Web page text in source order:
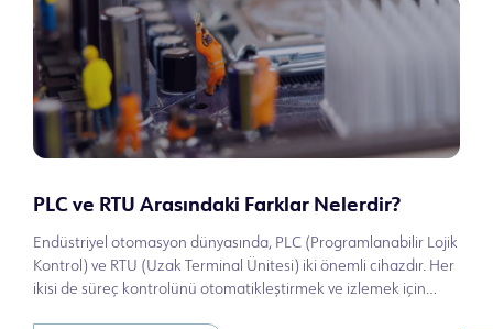
PLC ve RTU Arasındaki Farklar Nelerdir?
Endüstriyel otomasyon dünyasında, PLC (Programlanabilir Lojik
Kontrol) ve RTU (Uzak Terminal Ünitesi) iki önemli cihazdır. Her
ikisi de süreç kontrolünü otomatikleştirmek ve izlemek için